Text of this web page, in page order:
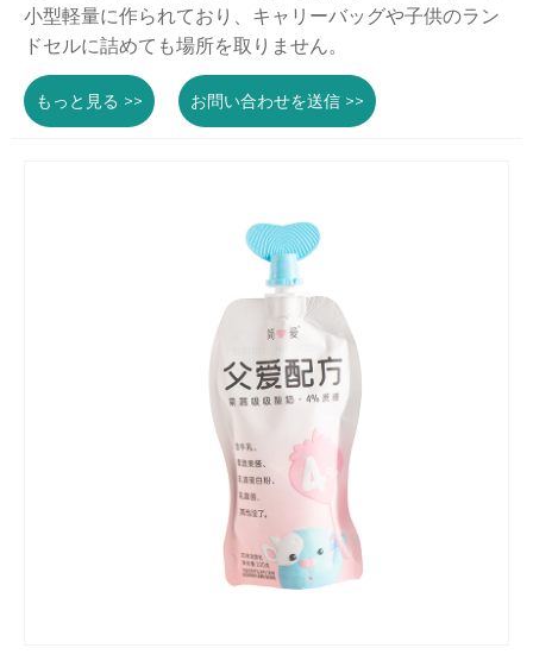
小型軽量に作られており、キャリーバッグや子供のラン
ドセルに詰めても場所を取りません。
もっと見る >> お問い合わせを送信 >>